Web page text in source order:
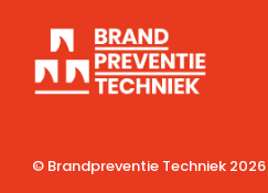
© Brandpreventie Techniek 2026